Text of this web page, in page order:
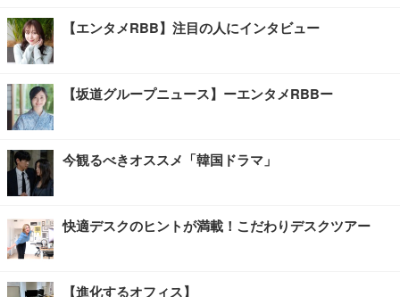
【エンタメRBB】注目の人にインタビュー
【坂道グループニュース】ーエンタメRBBー
今観るべきオススメ「韓国ドラマ」
快適デスクのヒントが満載！こだわりデスクツアー
【進化するオフィス】